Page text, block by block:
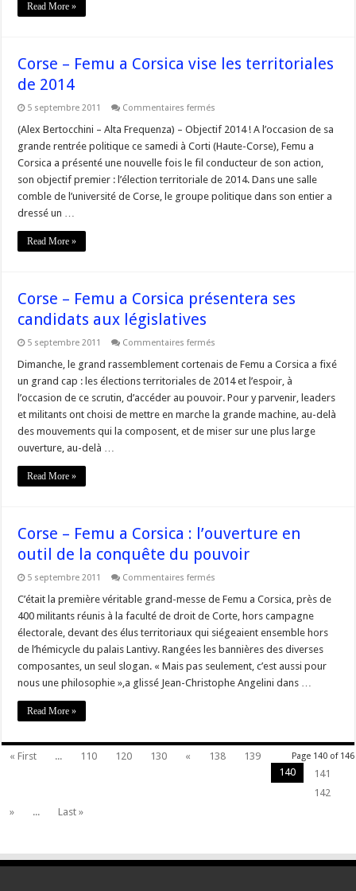
Read More »
Corse – Femu a Corsica vise les territoriales
de 2014
5 septembre 2011 Commentaires fermés
–
a
Corsica
vise
les
territoriales
de
(Alex Bertocchini – Alta Frequenza) – Objectif 2014 ! A l’occasion de sa
grande rentrée politique ce samedi à Corti (Haute-Corse), Femu a
Corsica a présenté une nouvelle fois le fil conducteur de son action,
son objectif premier : l’élection territoriale de 2014. Dans une salle
comble de l’université de Corse, le groupe politique dans son entier a
dressé un …
Read More »
Corse – Femu a Corsica présentera ses
candidats aux législatives
5 septembre 2011 Commentaires fermés
–
a
Corsica
présentera
ses
candidats
aux
Dimanche, le grand rassemblement cortenais de Femu a Corsica a fixé
un grand cap : les élections territoriales de 2014 et l’espoir, à
l’occasion de ce scrutin, d’accéder au pouvoir. Pour y parvenir, leaders
et militants ont choisi de mettre en marche la grande machine, au-delà
des mouvements qui la composent, et de miser sur une plus large
ouverture, au-delà …
Read More »
Corse – Femu a Corsica : l’ouverture en
outil de la conquête du pouvoir
5 septembre 2011 Commentaires fermés
–
a
Corsica
:
l’ouverture
en
outil
de
la
C’était la première véritable grand-messe de Femu a Corsica, près de
400 militants réunis à la faculté de droit de Corte, hors campagne
électorale, devant des élus territoriaux qui siégeaient ensemble hors
de l’hémicycle du palais Lantivy. Rangées les bannières des diverses
composantes, un seul slogan. « Mais pas seulement, c’est aussi pour
nous une philosophie »,a glissé Jean-Christophe Angelini dans …
Read More »
Page 140 of 146
« First ... 110 120 130 « 138
139
140
141
142
»
... Last »